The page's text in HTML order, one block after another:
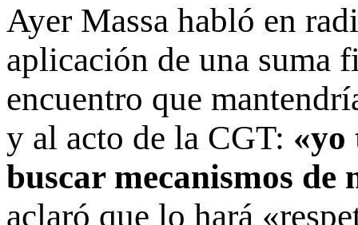
Ayer Massa habló en
aplicación de una suma
encuentro que
y al acto de la CGT: «yo
buscar mecanismos de
aclaró que lo hará